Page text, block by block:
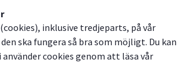
inklusive tredjeparts, på vår
ska fungera så bra som möjligt. Du kan
använder cookies genom att läsa vår